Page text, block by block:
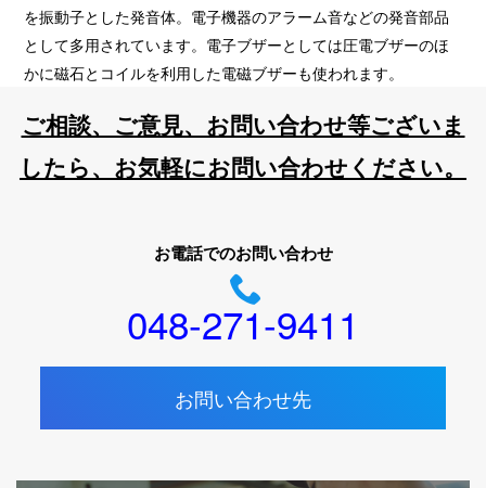
を振動子とした発音体。電子機器のアラーム音などの発音部品
として多用されています。電子ブザーとしては圧電ブザーのほ
かに磁石とコイルを利用した電磁ブザーも使われます。
ご相談、ご意見、お問い合わせ等ございま
したら、お気軽にお問い合わせください。
お電話でのお問い合わせ
048-271-9411
お問い合わせ先